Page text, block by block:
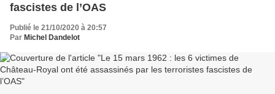
fascistes de l’OAS
Publié le 21/10/2020 à 20:57
Par Michel Dandelot